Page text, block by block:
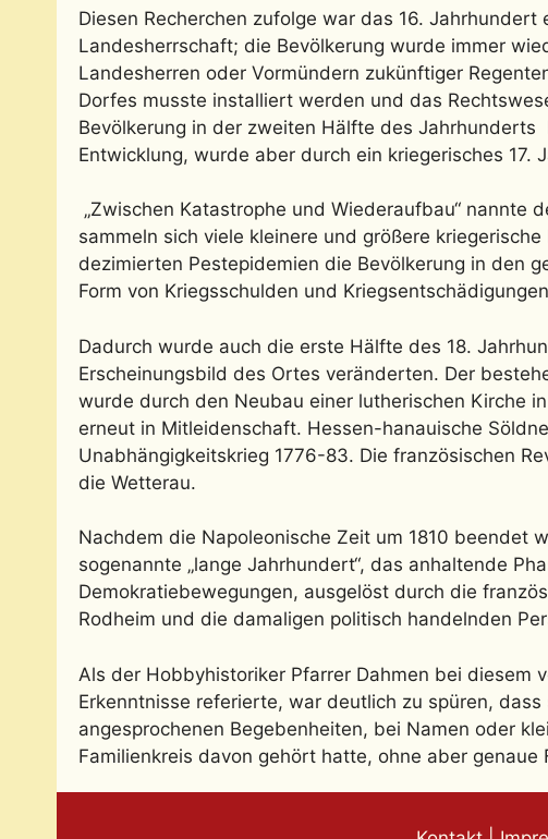
Diesen Recherchen zufolge war das 16.
Landesherrschaft; die Bevölkerung wurde immer
Landesherren oder Vormündern zukünftiger
Dorfes musste installiert werden und das
Bevölkerung in der zweiten Hälfte des
Entwicklung, wurde aber durch ein kriegerisches 17.
„Zwischen Katastrophe und Wiederaufbau“ nannte
sammeln sich viele kleinere und größere
dezimierten Pestepidemien die Bevölkerung in den
Form von Kriegsschulden und
Dadurch wurde auch die erste Hälfte des 18.
Erscheinungsbild des Ortes veränderten. Der
wurde durch den Neubau einer lutherischen Kirche
erneut in Mitleidenschaft. Hessen-hanauische
Unabhängigkeitskrieg 1776-83. Die französischen
die Wetterau.
Nachdem die Napoleonische Zeit um 1810 beendet
sogenannte „lange Jahrhundert“, das anhaltende
Demokratiebewegungen, ausgelöst durch die
Rodheim und die damaligen politisch handelnden
Als der Hobbyhistoriker Pfarrer Dahmen bei diesem
Erkenntnisse referierte, war deutlich zu spüren,
angesprochenen Begebenheiten, bei Namen oder
Familienkreis davon gehört hatte, ohne aber